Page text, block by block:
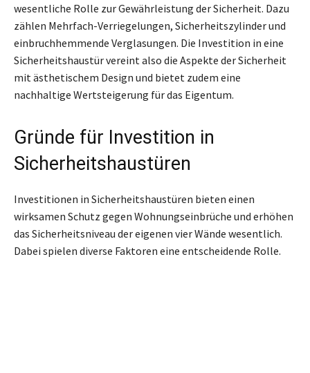
wesentliche Rolle zur Gewährleistung der Sicherheit. Dazu
zählen Mehrfach-Verriegelungen, Sicherheitszylinder und
einbruchhemmende Verglasungen. Die Investition in eine
Sicherheitshaustür vereint also die Aspekte der Sicherheit
mit ästhetischem Design und bietet zudem eine
nachhaltige Wertsteigerung für das Eigentum.
Gründe für Investition in
Sicherheitshaustüren
Investitionen in Sicherheitshaustüren bieten einen
wirksamen Schutz gegen Wohnungs­einbrüche und erhöhen
das Sicherheitsniveau der eigenen vier Wände wesentlich.
Dabei spielen diverse Faktoren eine entscheidende Rolle.